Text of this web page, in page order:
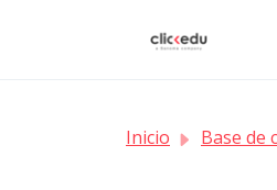
Inicio Base de